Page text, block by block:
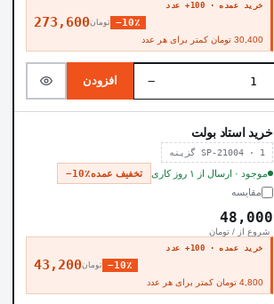
خرید عمده · 100+ عدد
273,600تومان −10٪
30,400 تومان کمتر برای هر عدد
− افزودن
خرید استاد بولت
SP-21004 · 1 گزینه
موجود · ارسال از ۱ روز کاری تخفیف عمده−10٪
مقایسه
48,000
شروع از / تومان
خرید عمده · 100+ عدد
43,200تومان −10٪
4,800 تومان کمتر برای هر عدد